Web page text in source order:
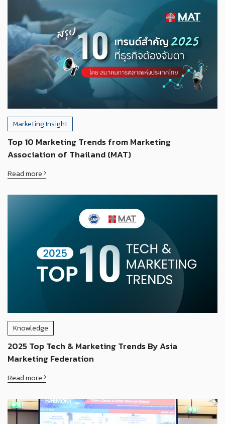
Marketing Insight
Top 10 Marketing Trends from Marketing
Association of Thailand (MAT)
Read more
Knowledge
2025 Top Tech & Marketing Trends By Asia
Marketing Federation
Read more